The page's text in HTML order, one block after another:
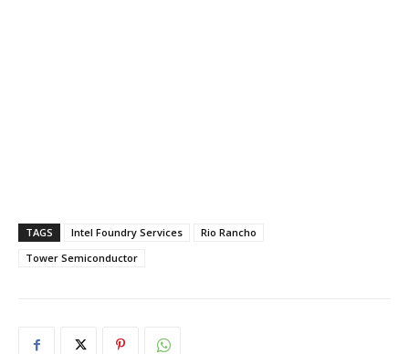
TAGS Intel Foundry Services
Rio Rancho
Tower Semiconductor